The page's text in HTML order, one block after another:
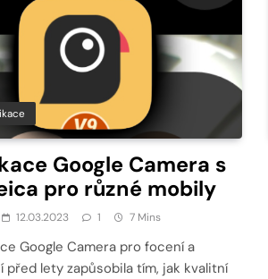
Google Camera s
pro různé mobily
12.03.2023 1 7 Mins
Google Camera pro focení a
před lety zapůsobila tím, jak kvalitní